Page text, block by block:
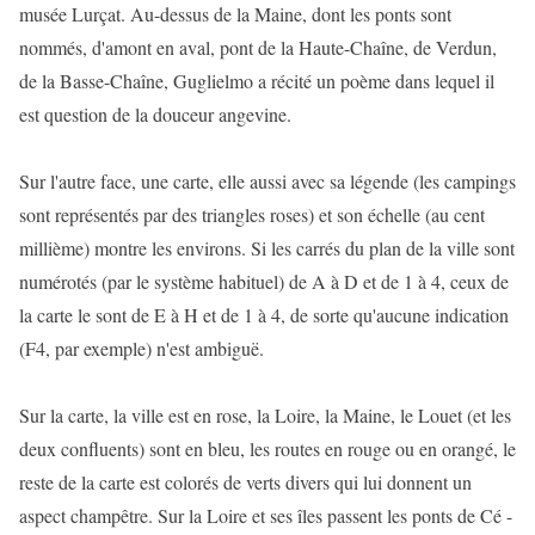
musée Lurçat. Au-dessus de la Maine, dont les ponts sont
nommés, d'amont en aval, pont de la Haute-Chaîne, de Verdun,
de la Basse-Chaîne, Guglielmo a récité un poème dans lequel il
est question de la douceur angevine.
Sur l'autre face, une carte, elle aussi avec sa légende (les campings
sont représentés par des triangles roses) et son échelle (au cent
millième) montre les environs. Si les carrés du plan de la ville sont
numérotés (par le système habituel) de A à D et de 1 à 4, ceux de
la carte le sont de E à H et de 1 à 4, de sorte qu'aucune indication
(F4, par exemple) n'est ambiguë.
Sur la carte, la ville est en rose, la Loire, la Maine, le Louet (et les
deux confluents) sont en bleu, les routes en rouge ou en orangé, le
reste de la carte est colorés de verts divers qui lui donnent un
aspect champêtre. Sur la Loire et ses îles passent les ponts de Cé -